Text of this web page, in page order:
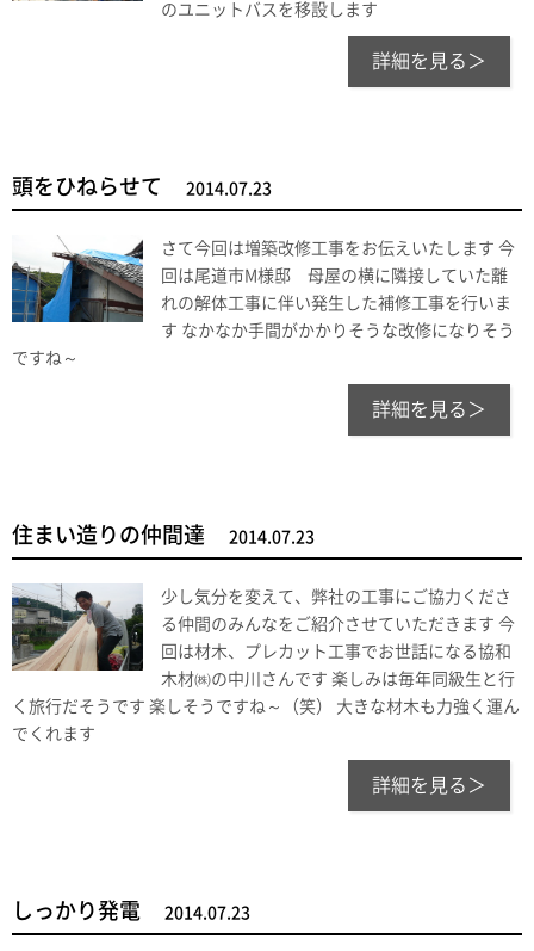
のユニットバスを移設します
詳細を見る＞
頭をひねらせて 2014.07.23
さて今回は増築改修工事をお伝えいたします 今
回は尾道市M様邸 母屋の横に隣接していた離
れの解体工事に伴い発生した補修工事を行いま
す なかなか手間がかかりそうな改修になりそう
ですね～
詳細を見る＞
住まい造りの仲間達 2014.07.23
少し気分を変えて、弊社の工事にご協力くださ
る仲間のみんなをご紹介させていただきます 今
回は材木、プレカット工事でお世話になる協和
木材㈱の中川さんです 楽しみは毎年同級生と行
く旅行だそうです 楽しそうですね～（笑） 大きな材木も力強く運ん
でくれます
詳細を見る＞
しっかり発電 2014.07.23